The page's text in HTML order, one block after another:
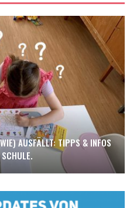
AUSFÄLLT: TIPPS & INFOS